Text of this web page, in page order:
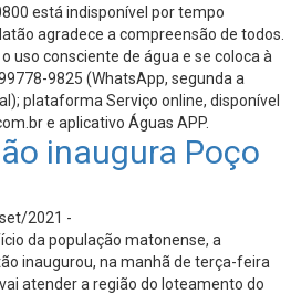
está indisponível por tempo
agradece a compreensão de todos.
uso consciente de água e se coloca à
9825 (WhatsApp, segunda a
plataforma Serviço online, disponível
e aplicativo Águas APP.
inaugura Poço
2021 -
da população matonense, a
inaugurou, na manhã de terça-feira
atender a região do loteamento do